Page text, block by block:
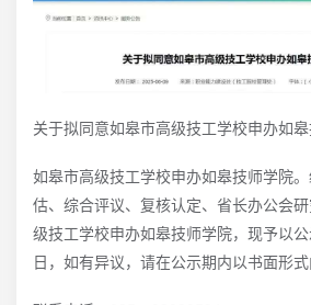
关于拟同意如皋市高级技工学校申办如
如皋市高级技工学校申办如皋技师学院
估、综合评议、复核认定、省长办公会
级技工学校申办如皋技师学院，现予以
日，如有异议，请在公示期内以书面形式